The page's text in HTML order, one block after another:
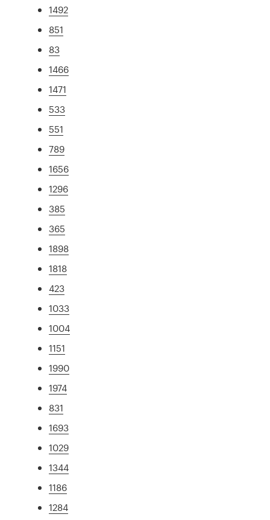
1492
851
83
1466
1471
533
551
789
1656
1296
385
365
1898
1818
423
1033
1004
1151
1990
1974
831
1693
1029
1344
1186
1284